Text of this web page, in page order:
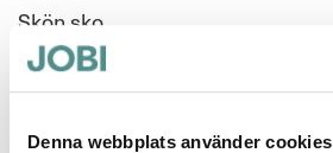
Denna webbplats använder cookies
Skön sko
Betyg *
80%